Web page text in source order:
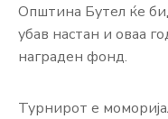
Општина Бутел ќе
убав настан и оваа
награден фонд.
Турнирот е